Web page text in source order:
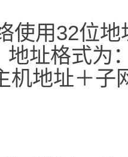
使用32位
地址格式为
机地址＋子